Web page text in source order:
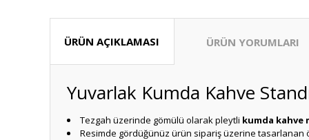
ÜRÜN AÇIKLAMASI ÜRÜN YORUMLARI
Yuvarlak Kumda Kahve
Tezgah üzerinde gömülü olarak pleytli kumda kahve
Resimde gördüğünüz ürün sipariş üzerine